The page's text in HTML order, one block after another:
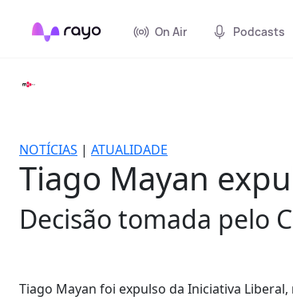
On Air Podcasts
NOTÍCIAS | ATUALIDADE
Tiago Mayan
Decisão tomada pelo
Tiago Mayan foi expulso da Iniciativa